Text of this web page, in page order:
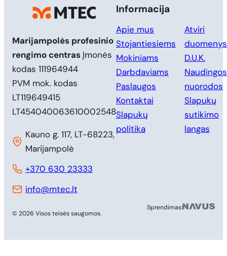
Marijampolės profesinio
rengimo centras Įmonės
kodas 111964944
PVM mok. kodas
LT119649415
LT454040063610002548
Kauno g. 117, LT-68223,
Marijampolė
+370 630 23333
info@mtec.lt
Informacija
Apie mus
Stojantiesiems
Mokiniams
Darbdaviams
Paslaugos
Kontaktai
Slapukų
politika
Atviri
duomenys
D.U.K.
Naudingos
nuorodos
Slapukų
sutikimo
langas
© 2026 Visos teisės saugomos.
Sprendimas: MB